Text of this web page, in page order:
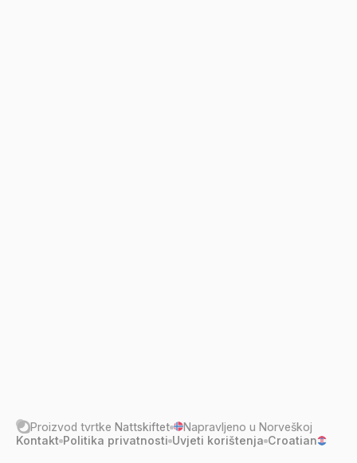
Proizvod tvrtke Nattskiftet
Napravljeno u Norveškoj
Kontakt Politika privatnosti Uvjeti korištenja Croatian